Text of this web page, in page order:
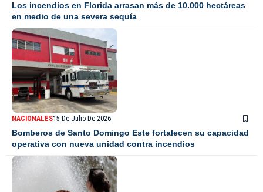
Los incendios en Florida arrasan más de 10.000 hectáreas
en medio de una severa sequía
NACIONALES15 De Julio De 2026
Bomberos de Santo Domingo Este fortalecen su capacidad
operativa con nueva unidad contra incendios